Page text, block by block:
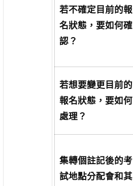
若不確定目前的報
名狀態，要如何確
認？
若想要變更目前的
報名狀態，要如何
處理？
集轉個註記後的考
試地點分配會和其